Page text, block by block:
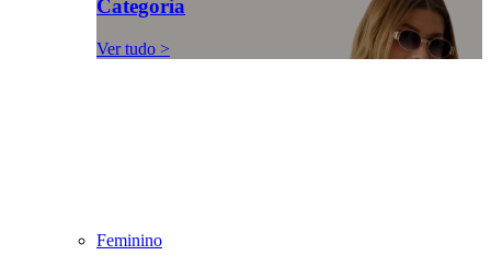
Categoria
Ver tudo >
Feminino